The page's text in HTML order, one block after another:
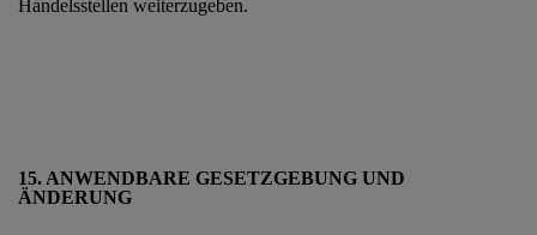
Handelsstellen weiterzugeben.
15. ANWENDBARE GESETZGEBUNG UND
ÄNDERUNG